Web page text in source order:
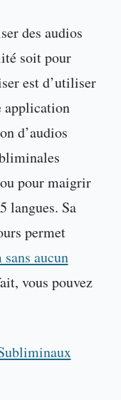
des audios
soit pour
est d’utiliser
application
d’audios
pour maigrir
langues. Sa
permet
aucun
vous pouvez